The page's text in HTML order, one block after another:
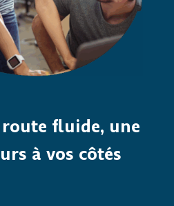
fluide, une
à vos côtés